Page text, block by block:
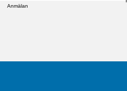
Anmälan